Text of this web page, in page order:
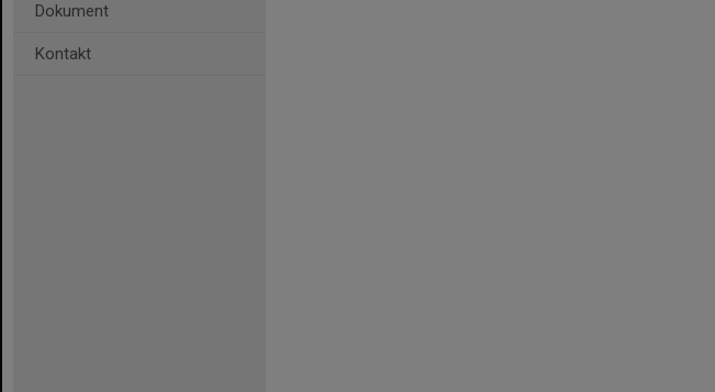
Dokument
Kontakt